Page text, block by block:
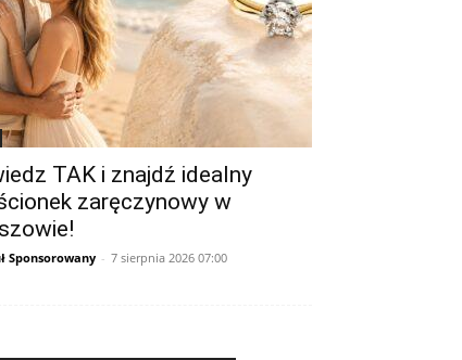
TAK i znajdź idealny
zaręczynowy w
Sponsorowany - 7 sierpnia 2026 07:00